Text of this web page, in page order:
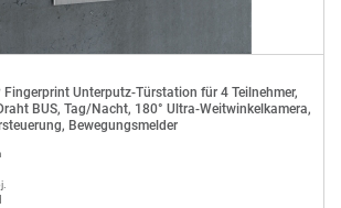
Fingerprint Unterputz-Türstation für 4 Teilnehmer,
BUS, Tag/Nacht, 180° Ultra-Weitwinkelkamera,
Bewegungsmelder